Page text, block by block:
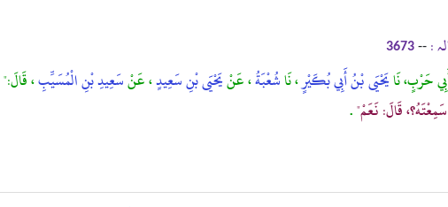
:
--
3673
حَرْبٍ، نَايَحْيَى بْنُ أَبِي بُكَيْرٍ، نَاشُعْبَةُ، عَنْيَحْيَى بْنِ سَعِيدٍ، عَنْسَعِيدِ بْنِ الْمُسَيِّبِ، قَالَ:"
قَالَ: نَعَمْ".